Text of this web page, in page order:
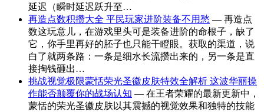
延迟（瞬时延迟跃升至…
再造点数积攒大全 平民玩家进阶装备不用愁 — 再造点
数这玩意儿，在游戏里头可是装备进阶的命根子，缺了
它，你手里再好的胚子也只能干瞪眼。获取的渠道，说
白了就两条路：一条是细水长流攒出来的，另一条是直
接掏钱砸出…
挑战视觉极限蒙恬荣光圣徽皮肤特效全解析 这波华丽操
作能否颠覆你的战场认知 — 在王者荣耀的最新更新中，
蒙恬的荣光圣徽皮肤以其震撼的视觉效果和独特的技能